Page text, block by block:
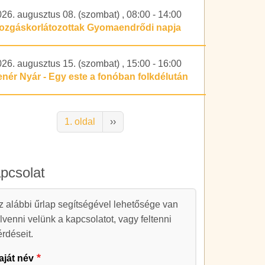
augusztus 08. (szombat) ,08:00 - 14:00
Gyomaendrődi napja
augusztus 15. (szombat) , 15:00 - 16:00
Nyár - Egy este a fonóban folkdélután
1. oldal
Következő oldal
››
alábbi űrlap segítségével lehetősége van
velünk a kapcsolatot, vagy feltenni
név